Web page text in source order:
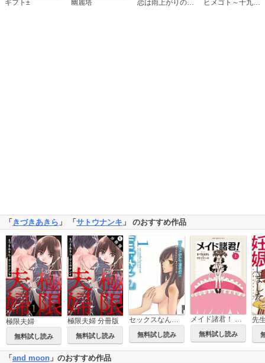
ギフト± 幽麗塔 ヒメゴト～十九歳の制服～
「きづきあきら 」 「サトウナンキ 」 のおすすめ作品
極限夫婦
無料試し読み
極限夫婦 分冊版
無料試し読み
セックスなんか興味ない
無料試し読み
メイド諸君！ 【新装版】
無料試し読み
「and moon 」のおすすめ作品